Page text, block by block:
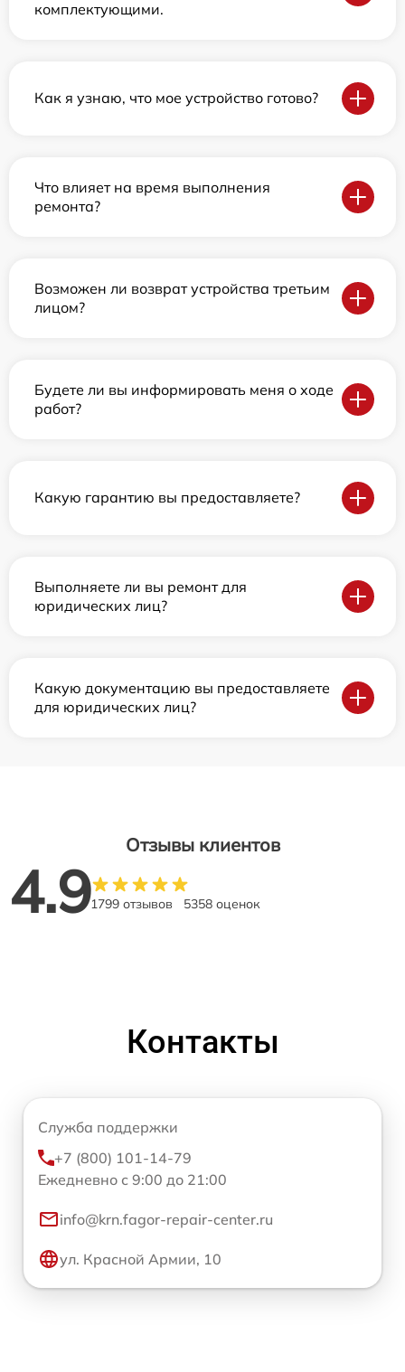
комплектующими.
Как я узнаю, что мое устройство готово?
Что влияет на время выполнения
ремонта?
Возможен ли возврат устройства третьим
лицом?
Будете ли вы информировать меня о ходе
работ?
Какую гарантию вы предоставляете?
Выполняете ли вы ремонт для
юридических лиц?
Какую документацию вы предоставляете
для юридических лиц?
Отзывы клиентов
4.91799 отзывов 5358 оценок
Контакты
Служба поддержки
+7 (800) 101-14-79
Ежедневно с 9:00 до 21:00
info@krn.fagor-repair-center.ru
ул. Красной Армии, 10